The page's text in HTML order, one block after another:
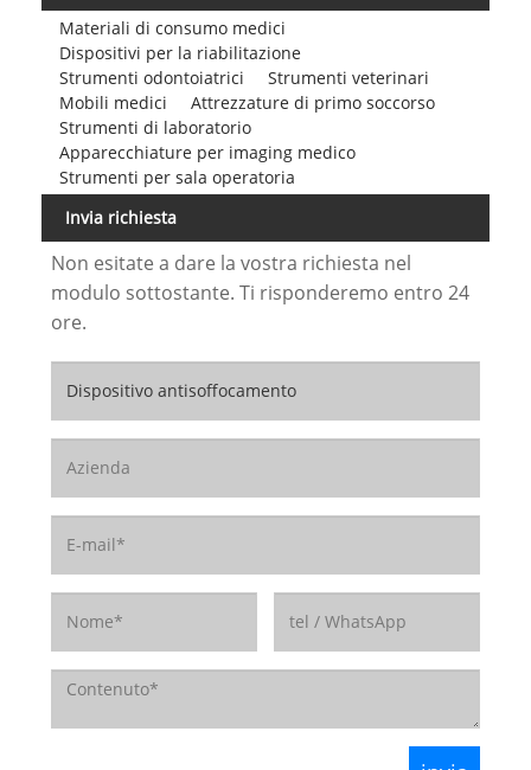
Materiali di consumo medici
Dispositivi per la riabilitazione
Strumenti odontoiatrici
Strumenti veterinari
Mobili medici
Attrezzature di primo soccorso
Strumenti di laboratorio
Apparecchiature per imaging medico
Strumenti per sala operatoria
Invia richiesta
Non esitate a dare la vostra richiesta nel
modulo sottostante. Ti risponderemo entro 24
ore.